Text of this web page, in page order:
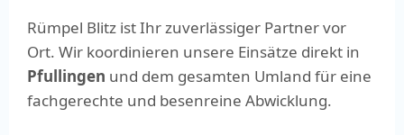
Rümpel Blitz ist Ihr zuverlässiger Partner vor
Ort. Wir koordinieren unsere Einsätze direkt in
Pfullingen und dem gesamten Umland für eine
fachgerechte und besenreine Abwicklung.